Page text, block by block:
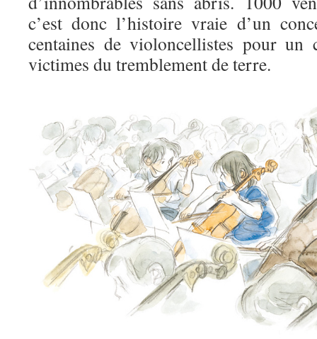
c’est donc l’histoire vraie d’un
centaines de violoncellistes pour un
victimes du tremblement de terre.